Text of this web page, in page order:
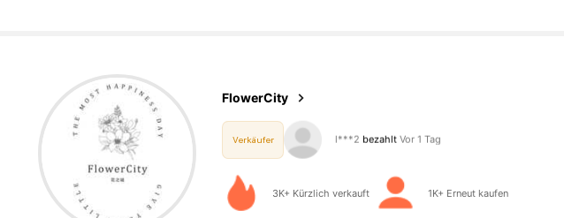
FlowerCity
Verkäufer a***s istVor 1 Taggefolgt
3K+ Kürzlich verkauft 1K+ Erneut kaufen